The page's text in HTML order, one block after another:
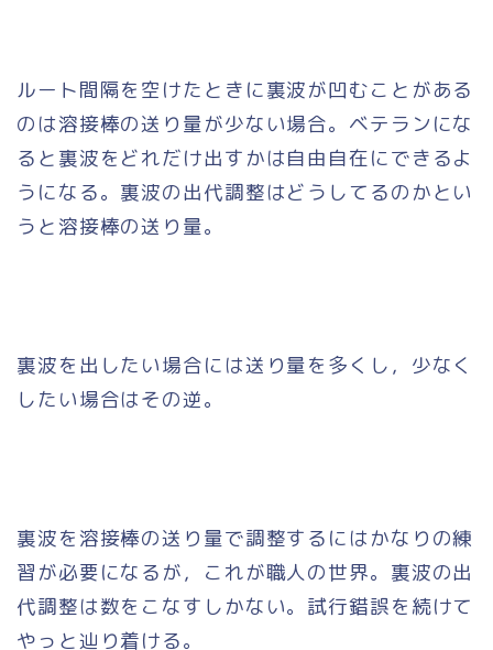
ルート間隔を空けたときに裏波が凹むことがある
のは溶接棒の送り量が少ない場合。ベテランにな
ると裏波をどれだけ出すかは自由自在にできるよ
うになる。裏波の出代調整はどうしてるのかとい
うと溶接棒の送り量。
裏波を出したい場合には送り量を多くし，少なく
したい場合はその逆。
裏波を溶接棒の送り量で調整するにはかなりの練
習が必要になるが，これが職人の世界。裏波の出
代調整は数をこなすしかない。試行錯誤を続けて
やっと辿り着ける。